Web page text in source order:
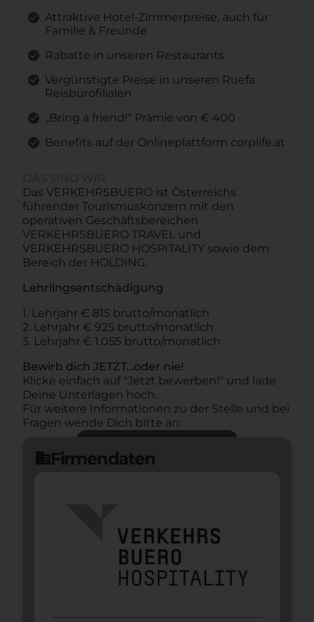
Attraktive Hotel-Zimmerpreise, auch für
Familie & Freunde
Rabatte in unseren Restaurants
Vergünstigte Preise in unseren Ruefa
Reisbürofilialen
„Bring a friend!“ Prämie von € 400
Benefits auf der Onlineplattform corplife.at
Das VERKEHRSBUERO ist Österreichs
führender Tourismuskonzern mit den
operativen Geschäftsbereichen
VERKEHRSBUERO TRAVEL und
VERKEHRSBUERO HOSPITALITY sowie dem
Bereich der HOLDING.
Lehrlingsentschädigung
1. Lehrjahr € 815 brutto/monatlich
2. Lehrjahr € 925 brutto/monatlich
3. Lehrjahr € 1.055 brutto/monatlich
Bewirb dich JETZT…oder nie!
Klicke einfach auf "Jetzt bewerben!" und lade
Deine Unterlagen hoch.
Für weitere Informationen zu der Stelle und bei
Fragen wende Dich bitte an:
domainFirmendaten